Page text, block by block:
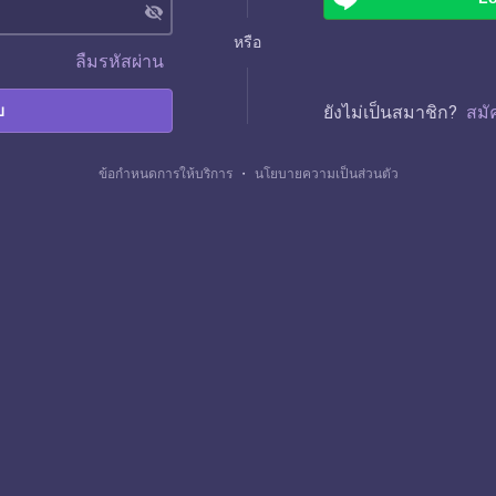
visibility_off
ลืมรหัสผ่าน
หรือ
ยังไม่เป็นสมาชิก? สมั
ข้อกำหนดการให้บริการ ・ นโยบายความเป็นส่วนตัว